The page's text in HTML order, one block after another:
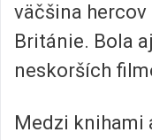
väčšina hercov
Británie. Bola
neskorších
Medzi knihami